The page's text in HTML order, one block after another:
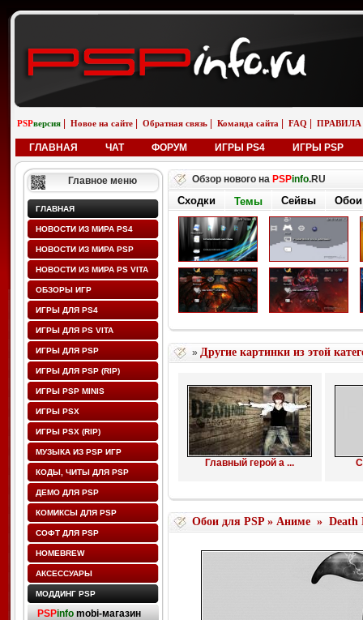
PSPверсия Новое на сайте Обратная связь Команда сайта FAQ ПРАВИЛА
ГЛАВНАЯ ЧАТ ФОРУМ ИГРЫ PS4 ИГРЫ PSP
Главное меню
ГЛАВНАЯ
НОВОСТИ ИЗ МИРА PS4
НОВОСТИ ИЗ МИРА PSP
НОВОСТИ ИЗ МИРА PS VITA
ОБЗОРЫ ИГР
ИГРЫ ДЛЯ PS4
ИГРЫ ДЛЯ PS VITA
ИГРЫ ДЛЯ PSP
ИГРЫ ДЛЯ PSP (RIP)
ИГРЫ PSP MINIS
ИГРЫ PSX
ИГРЫ PSX (RIP)
МУЗЫКА ИЗ PSP ИГР
КОДЫ, ЧИТЫ ДЛЯ PSP
ДЕМО ДЛЯ PSP
КОМИКСЫ ДЛЯ PSP
СОФТ ДЛЯ PSP
HOMEBREW
АКСЕССУАРЫ
МОДДИНГ PSP
PSPinfo mobi-магазин
Обзор нового на PSPinfo.RU
Сходки Темы Сейвы Обои
» Другие картинки из этой
Главный герой а ...
Обои для PSP» Аниме» Death